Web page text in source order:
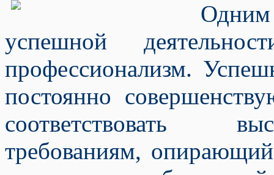
успешной
профессионализм.
постоянно
соответствовать
требованиям,